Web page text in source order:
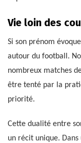
Vie loin des
Si son prénom
autour du football.
nombreux matches
être tenté par la
priorité.
Cette dualité entre
un récit unique.